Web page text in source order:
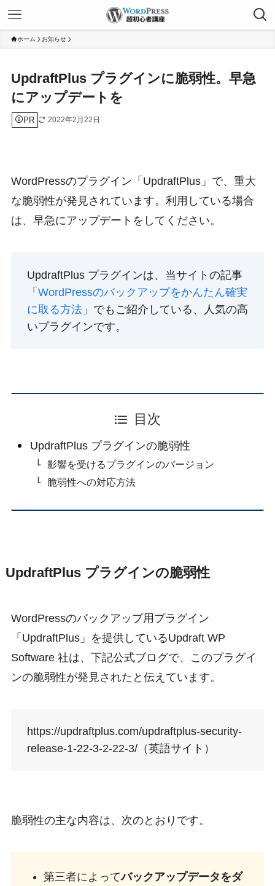
ホーム お知らせ
UpdraftPlus プラグインに脆弱性。早急
にアップデートを
PR 2022年2月22日
WordPressのプラグイン 「 UpdraftPlus」で、重大
な脆弱性が発見されています。利用している場合
は、早急にアップデートをしてください。
UpdraftPlus プラグインは、当サイトの記事
「 WordPressのバックアップをかんたん確実
に取る方法」でもご紹介している、人気の高
いプラグインです。
目次
UpdraftPlus プラグインの脆弱性
影響を受けるプラグインのバージョン
脆弱性への対応方法
UpdraftPlus プラグインの脆弱性
WordPressのバックアップ用プラグイン
「UpdraftPlus」を提供しているUpdraft WP
Software 社は、下記公式ブログで、このプラグイ
ンの脆弱性が発見されたと伝えています。
https://updraftplus.com/updraftplus-security-
release-1-22-3-2-22-3/（英語サイト）
脆弱性の主な内容は、次のとおりです。
第三者によってバックアップデータをダ